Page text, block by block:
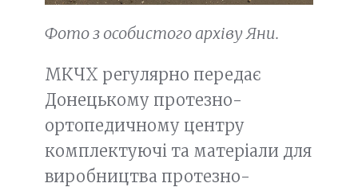
Фото з особистого архіву Яни.
МКЧХ регулярно передає
Донецькому протезно-
ортопедичному центру
комплектуючі та матеріали для
виробництва протезно-